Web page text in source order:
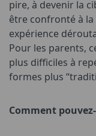
pire, à devenir la
être confronté à
expérience
Pour les parents,
plus difficiles à
formes plus
Comment